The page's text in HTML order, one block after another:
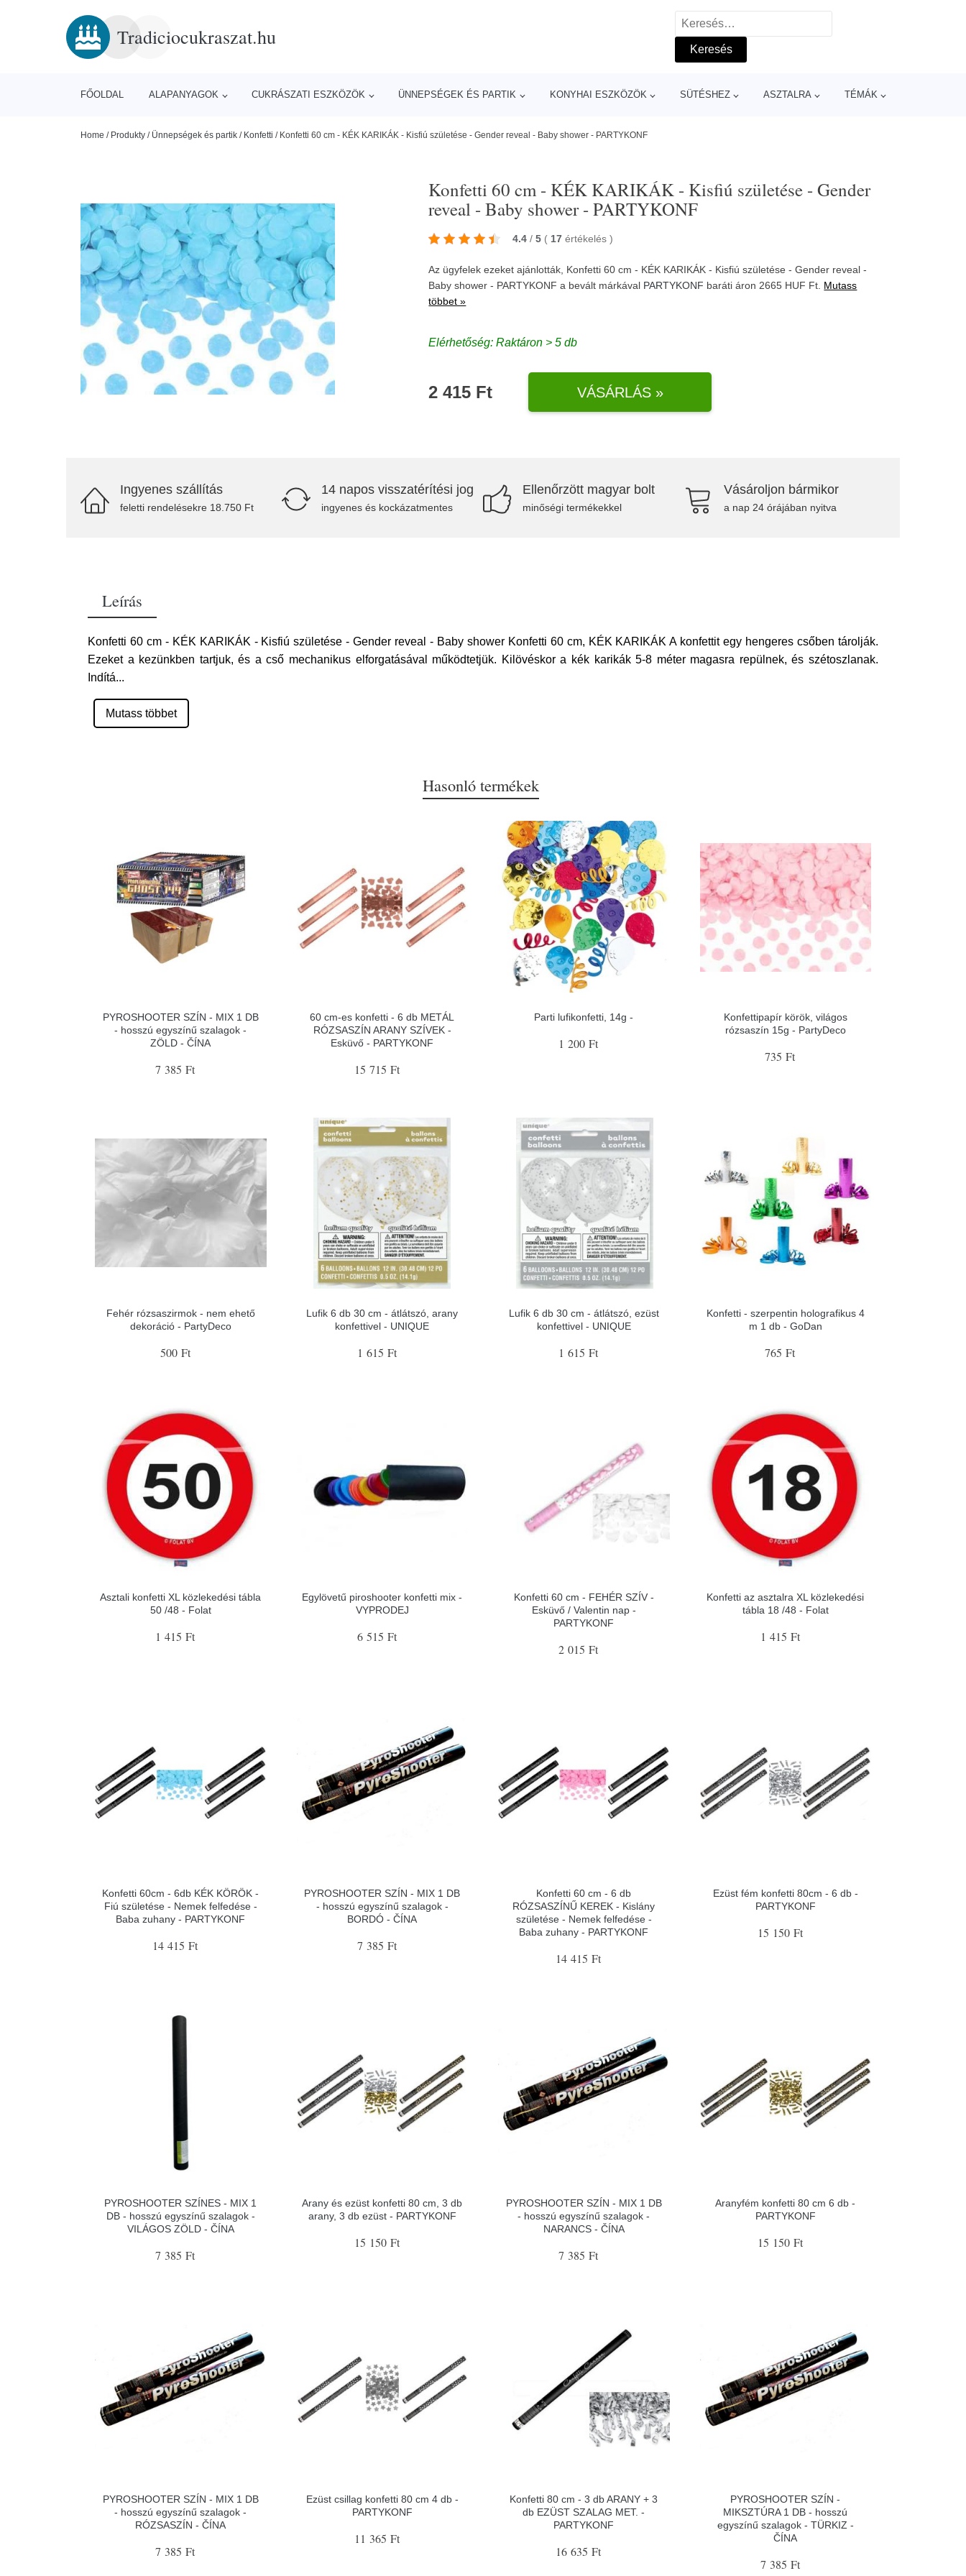
Tradiciocukraszat.hu
Keresés:
FŐOLDAL ALAPANYAGOK CUKRÁSZATI ESZKÖZÖK ÜNNEPSÉGEK ÉS PARTIK KONYHAI ESZKÖZÖK SÜTÉSHEZ ASZTALRA TÉMÁK
Home / Produkty / Ünnepségek és partik / Konfetti / Konfetti 60 cm - KÉK KARIKÁK - Kisfiú születése - Gender reveal - Baby shower - PARTYKONF
Konfetti 60 cm - KÉK KARIKÁK - Kisfiú születése - Gender
reveal - Baby shower - PARTYKONF
4.4 / 5 ( 17 értékelés)
Az ügyfelek ezeket ajánlották, Konfetti 60 cm - KÉK KARIKÁK - Kisfiú születése - Gender reveal -
Baby shower - PARTYKONF a bevált márkával PARTYKONF baráti áron 2665 HUF Ft. Mutass
többet »
Elérhetőség: Raktáron > 5 db
2 415 Ft VÁSÁRLÁS »
Ingyenes szállítás
feletti rendelésekre 18.750 Ft
14 napos visszatérítési jog
ingyenes és kockázatmentes
Ellenőrzött magyar bolt
minőségi termékekkel
Vásároljon bármikor
a nap 24 órájában nyitva
Leírás
Konfetti 60 cm - KÉK KARIKÁK - Kisfiú születése - Gender reveal - Baby shower Konfetti 60 cm, KÉK KARIKÁK A konfettit egy hengeres csőben tárolják.
Ezeket a kezünkben tartjuk, és a cső mechanikus elforgatásával működtetjük. Kilövéskor a kék karikák 5-8 méter magasra repülnek, és szétoszlanak.
Indítá...
Mutass többet
Hasonló termékek
PYROSHOOTER SZÍN - MIX 1 DB
- hosszú egyszínű szalagok -
ZÖLD - ČÍNA
7 385 Ft
60 cm-es konfetti - 6 db METÁL
RÓZSASZÍN ARANY SZÍVEK -
Esküvő - PARTYKONF
15 715 Ft
Parti lufikonfetti, 14g -
1 200 Ft
Konfettipapír körök, világos
rózsaszín 15g - PartyDeco
735 Ft
Fehér rózsaszirmok - nem ehető
dekoráció - PartyDeco
500 Ft
Lufik 6 db 30 cm - átlátszó, arany
konfettivel - UNIQUE
1 615 Ft
Lufik 6 db 30 cm - átlátszó, ezüst
konfettivel - UNIQUE
1 615 Ft
Konfetti - szerpentin holografikus 4
m 1 db - GoDan
765 Ft
Asztali konfetti XL közlekedési tábla
50 /48 - Folat
1 415 Ft
Egylövetű piroshooter konfetti mix -
VYPRODEJ
6 515 Ft
Konfetti 60 cm - FEHÉR SZÍV -
Esküvő / Valentin nap -
PARTYKONF
2 015 Ft
Konfetti az asztalra XL közlekedési
tábla 18 /48 - Folat
1 415 Ft
Konfetti 60cm - 6db KÉK KÖRÖK -
Fiú születése - Nemek felfedése -
Baba zuhany - PARTYKONF
14 415 Ft
PYROSHOOTER SZÍN - MIX 1 DB
- hosszú egyszínű szalagok -
BORDÓ - ČÍNA
7 385 Ft
Konfetti 60 cm - 6 db
RÓZSASZÍNŰ KEREK - Kislány
születése - Nemek felfedése -
Baba zuhany - PARTYKONF
14 415 Ft
Ezüst fém konfetti 80cm - 6 db -
PARTYKONF
15 150 Ft
PYROSHOOTER SZÍNES - MIX 1
DB - hosszú egyszínű szalagok -
VILÁGOS ZÖLD - ČÍNA
7 385 Ft
Arany és ezüst konfetti 80 cm, 3 db
arany, 3 db ezüst - PARTYKONF
15 150 Ft
PYROSHOOTER SZÍN - MIX 1 DB
- hosszú egyszínű szalagok -
NARANCS - ČÍNA
7 385 Ft
Aranyfém konfetti 80 cm 6 db -
PARTYKONF
15 150 Ft
PYROSHOOTER SZÍN - MIX 1 DB
- hosszú egyszínű szalagok -
RÓZSASZÍN - ČÍNA
7 385 Ft
Ezüst csillag konfetti 80 cm 4 db -
PARTYKONF
11 365 Ft
Konfetti 80 cm - 3 db ARANY + 3
db EZÜST SZALAG MET. -
PARTYKONF
16 635 Ft
PYROSHOOTER SZÍN -
MIKSZTÚRA 1 DB - hosszú
egyszínű szalagok - TÜRKIZ -
ČÍNA
7 385 Ft